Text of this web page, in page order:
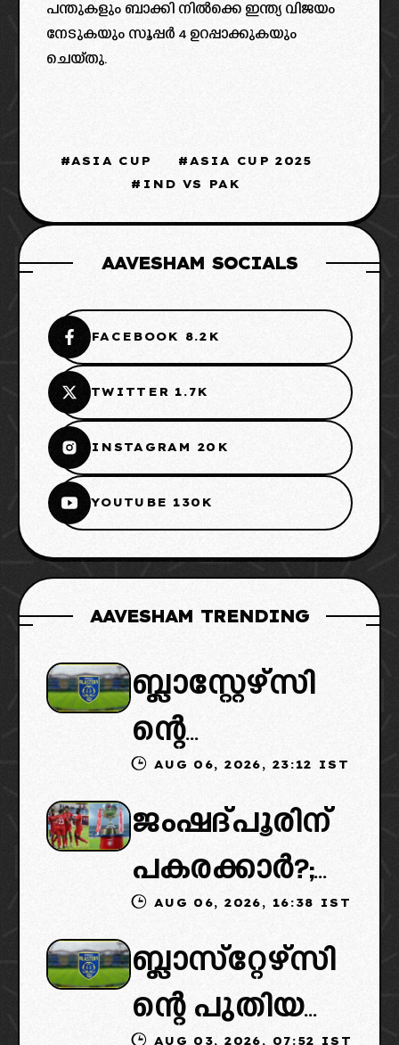
പന്തുകളും ബാക്കി നിൽക്കെ ഇന്ത്യ വിജയം
നേടുകയും സൂപ്പർ 4 ഉറപ്പാക്കുകയും
ചെയ്തു.
ASIA CUP
ASIA CUP 2025
IND VS PAK
AAVESHAM SOCIALS
FACEBOOK 8.2K
TWITTER 1.7K
INSTAGRAM 20K
YOUTUBE 130K
AAVESHAM TRENDING
ബ്ലാസ്റ്റേഴ്സി
ന്റെ
കൈമാറ്റത്തി
ൽ ട്വിസ്റ്റ്:
പുതിയ
ഉടമകളെത്താ
ൻ വൈകും,
കോടതിയുടെ
AUG 06, 2026, 23:12 IST
ജംഷദ്പൂരിന്
പകരക്കാർ?;
ഐഎസ്എല്ലി
ൽ പുതിയ
ടീമിനെ
AUG 06, 2026, 16:38 IST
ബ്ലാസ്‌റ്റേഴ്‌സി
ന്റെ പുതിയ
AUG 03, 2026, 07:52 IST